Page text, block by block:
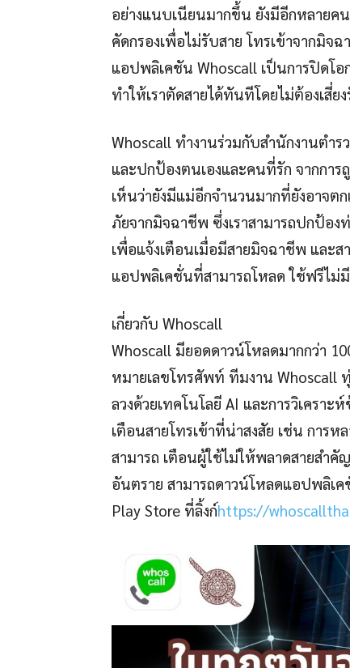
อย่างแนบเนียนมากขึ้น ยังมีอีกหลายค
คัดกรองเพื่อไม่รับสาย โทรเข้าจากมิจ
แอปพลิเคชัน Whoscall เป็นการปิดโ
ทำให้เราตัดสายได้ทันทีโดยไม่ต้องเสี่ย
Whoscall ทำงานร่วมกับสำนักงานตำ
และปกป้องตนเองและคนที่รัก จากกา
เห็นว่ายังมีแม่อีกจำนวนมากที่ยังอาจต
ภัยจากมิจฉาชีพ ซึ่งเราสามารถปกป้อ
เพื่อแจ้งเตือนเมื่อมีสายมิจฉาชีพ และ
แอปพลิเคชั่นที่สามารถโหลด ใช้ฟรีไ
เกี่ยวกับ Whoscall
Whoscall มียอดดาวน์โหลดมากกว่า
หมายเลขโทรศัพท์ ทีมงาน Whoscall
ลวงด้วยเทคโนโลยี AI และการวิเครา
เตือนสายโทรเข้าที่น่าสงสัย เช่น การห
สามารถ เตือนผู้ใช้ไม่ให้พลาดสายสำคั
อันตราย สามารถดาวน์โหลดแอปพลิเ
Play Store ที่ลิ้งก์https://